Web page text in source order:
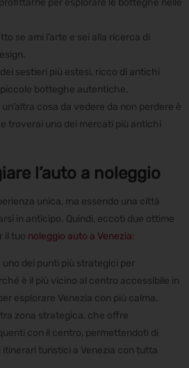
per esplorare le botteghe nelle
se ami l’arte e sei alla ricerca di
sestieri più estesi, ricco di antichi
botteghe autentiche.
cosa da vedere da non perdere è
troverai uno dei mercati più antichi
l’auto a noleggio
unica, ma essendo una città
in anticipo. Quindi, eccoti due ottime
il tuo noleggio auto a Venezia:
uno dei punti più strategici per
è il più vicino al centro accessibile in
esplorare Venezia con più calma.
zona strategica, che offre
con il centro, permettendoti di
itinerari turistici a Venezia con tutta